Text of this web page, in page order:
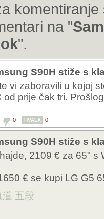
na "
".
S90H stiže s
vi zaboravili u kojoj
od prije čak tri.
0 HVALA 0
S90H stiže s
2109 € za 65" s
€ se kupi LG G5
道 五段